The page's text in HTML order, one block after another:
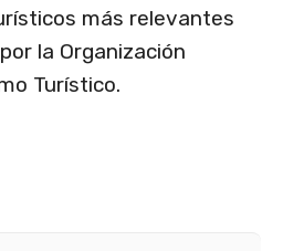
más relevantes
la Organización
Turístico.